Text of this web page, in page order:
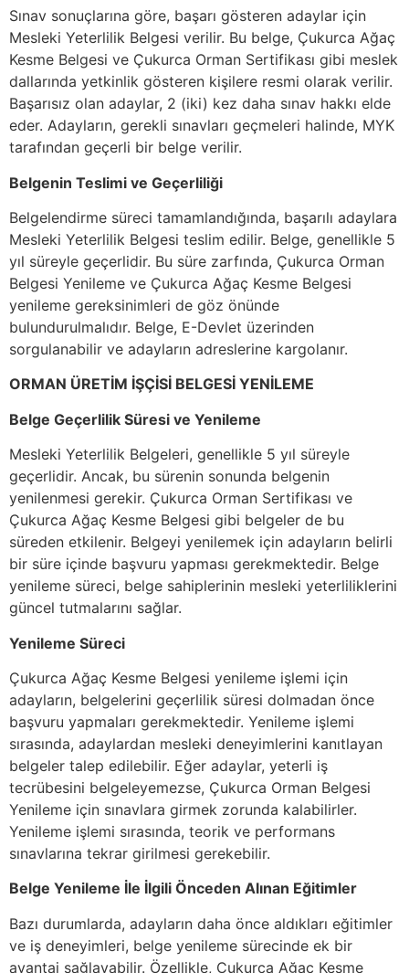
Sınav sonuçlarına göre, başarı gösteren adaylar için
Mesleki Yeterlilik Belgesi verilir. Bu belge, Çukurca Ağaç
Kesme Belgesi ve Çukurca Orman Sertifikası gibi meslek
dallarında yetkinlik gösteren kişilere resmi olarak verilir.
Başarısız olan adaylar, 2 (iki) kez daha sınav hakkı elde
eder. Adayların, gerekli sınavları geçmeleri halinde, MYK
tarafından geçerli bir belge verilir.
Belgenin Teslimi ve Geçerliliği
Belgelendirme süreci tamamlandığında, başarılı adaylara
Mesleki Yeterlilik Belgesi teslim edilir. Belge, genellikle 5
yıl süreyle geçerlidir. Bu süre zarfında, Çukurca Orman
Belgesi Yenileme ve Çukurca Ağaç Kesme Belgesi
yenileme gereksinimleri de göz önünde
bulundurulmalıdır. Belge, E-Devlet üzerinden
sorgulanabilir ve adayların adreslerine kargolanır.
ORMAN ÜRETİM İŞÇİSİ BELGESİ YENİLEME
Belge Geçerlilik Süresi ve Yenileme
Mesleki Yeterlilik Belgeleri, genellikle 5 yıl süreyle
geçerlidir. Ancak, bu sürenin sonunda belgenin
yenilenmesi gerekir. Çukurca Orman Sertifikası ve
Çukurca Ağaç Kesme Belgesi gibi belgeler de bu
süreden etkilenir. Belgeyi yenilemek için adayların belirli
bir süre içinde başvuru yapması gerekmektedir. Belge
yenileme süreci, belge sahiplerinin mesleki yeterliliklerini
güncel tutmalarını sağlar.
Yenileme Süreci
Çukurca Ağaç Kesme Belgesi yenileme işlemi için
adayların, belgelerini geçerlilik süresi dolmadan önce
başvuru yapmaları gerekmektedir. Yenileme işlemi
sırasında, adaylardan mesleki deneyimlerini kanıtlayan
belgeler talep edilebilir. Eğer adaylar, yeterli iş
tecrübesini belgeleyemezse, Çukurca Orman Belgesi
Yenileme için sınavlara girmek zorunda kalabilirler.
Yenileme işlemi sırasında, teorik ve performans
sınavlarına tekrar girilmesi gerekebilir.
Belge Yenileme İle İlgili Önceden Alınan Eğitimler
Bazı durumlarda, adayların daha önce aldıkları eğitimler
ve iş deneyimleri, belge yenileme sürecinde ek bir
avantaj sağlayabilir. Özellikle, Çukurca Ağaç Kesme